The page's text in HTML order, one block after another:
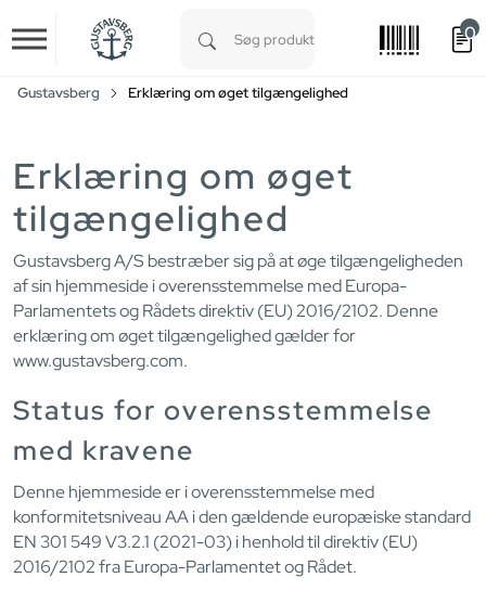
Skip to main content
0
Gustavsberg Erklæring om øget tilgængelighed
Erklæring om øget
tilgængelighed
Gustavsberg A/S bestræber sig på at øge tilgængeligheden
af sin hjemmeside i overensstemmelse med Europa-
Parlamentets og Rådets direktiv (EU) 2016/2102. Denne
erklæring om øget tilgængelighed gælder for
www.gustavsberg.com.
Status for overensstemmelse
med kravene
Denne hjemmeside er i overensstemmelse med
konformitetsniveau AA i den gældende europæiske standard
EN 301 549 V3.2.1 (2021-03) i henhold til direktiv (EU)
2016/2102 fra Europa-Parlamentet og Rådet.